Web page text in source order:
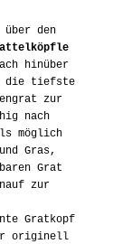
den
hinüber
die tiefste
zur
nach
möglich
Gras,
Grat
zur
Gratkopf
originell